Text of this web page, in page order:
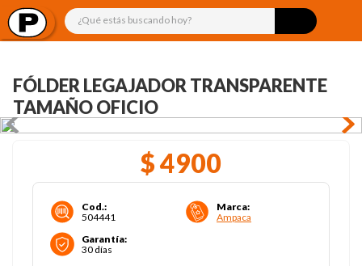
¿Qué estás buscando hoy?
FÓLDER LEGAJADOR TRANSPARENTE
TAMAÑO OFICIO
$4900
Cod.:
504441
Marca:
Ampaca
Garantía:
30 días